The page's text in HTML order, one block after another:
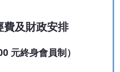
及財政安排
元終身會員制）